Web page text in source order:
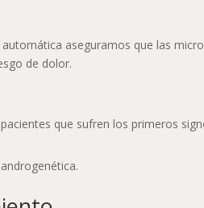
aseguramos que las
de dolor.
que sufren los primeros